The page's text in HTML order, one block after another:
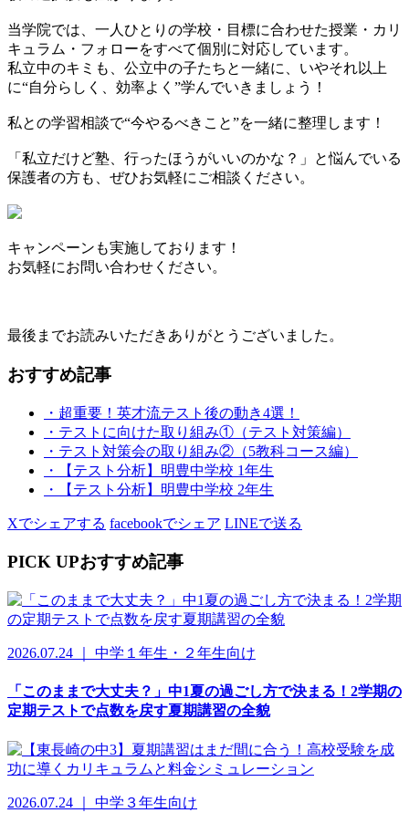
当学院では、一人ひとりの学校・目標に合わせた授業・カリ
キュラム・フォローをすべて個別に対応しています。
私立中のキミも、公立中の子たちと一緒に、いやそれ以上
に“自分らしく、効率よく”学んでいきましょう！
私との学習相談で“今やるべきこと”を一緒に整理します！
「私立だけど塾、行ったほうがいいのかな？」と悩んでいる
保護者の方も、ぜひお気軽にご相談ください。
キャンペーンも実施しております！
お気軽にお問い合わせください。
最後までお読みいただきありがとうございました。
おすすめ記事
・超重要！英才流テスト後の動き4選！
・テストに向けた取り組み①（テスト対策編）
・テスト対策会の取り組み②（5教科コース編）
・【テスト分析】明豊中学校 1年生
・【テスト分析】明豊中学校 2年生
Xでシェアする facebookでシェア LINEで送る
PICK UPおすすめ記事
2026.07.24 ｜ 中学１年生・２年生向け
「このままで大丈夫？」中1夏の過ごし方で決まる！2学期の
定期テストで点数を戻す夏期講習の全貌
2026.07.24 ｜ 中学３年生向け